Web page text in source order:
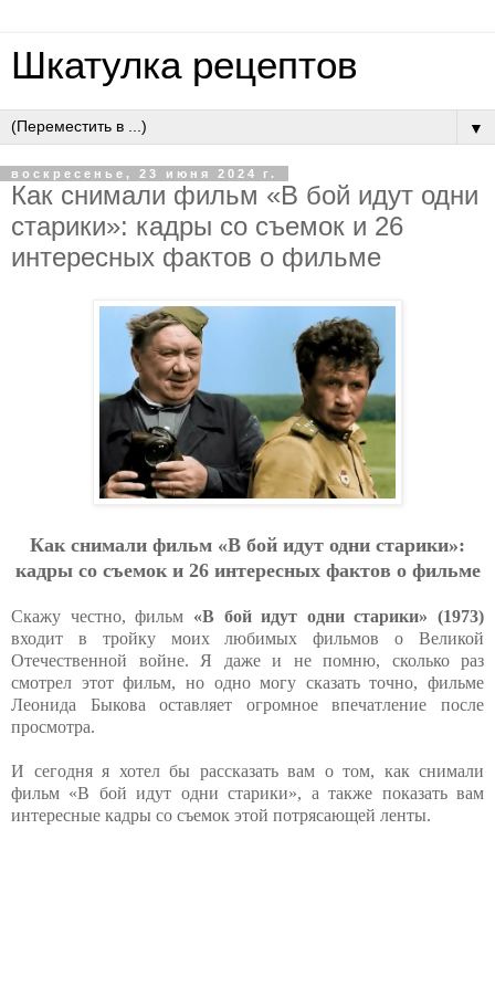
Шкатулка рецептов
▼
воскресенье, 23 июня 2024 г.
Как снимали фильм «В бой идут одни
старики»: кадры со съемок и 26
интересных фактов о фильме
Как снимали фильм «В бой идут одни старики»:
кадры со съемок и 26 интересных фактов о фильме
Скажу честно, фильм «В бой идут одни старики» (1973)
входит в тройку моих любимых фильмов о Великой
Отечественной войне. Я даже и не помню, сколько раз
смотрел этот фильм, но одно могу сказать точно, фильме
Леонида Быкова оставляет огромное впечатление после
просмотра.
И сегодня я хотел бы рассказать вам о том, как снимали
фильм «В бой идут одни старики», а также показать вам
интересные кадры со съемок этой потрясающей ленты.